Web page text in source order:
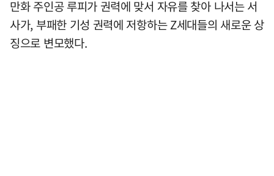
만화 주인공 루피가 권력에 맞서 자유를 찾아 나서는 서
사가, 부패한 기성 권력에 저항하는 Z세대들의 새로운 상
징으로 변모했다.